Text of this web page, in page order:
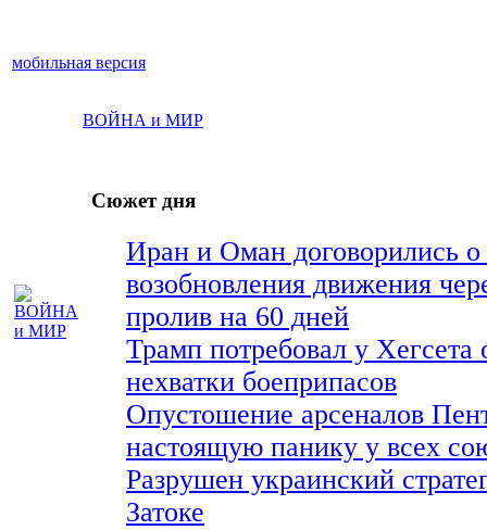
мобильная версия
ВОЙНА и МИР
Сюжет дня
Иран и Оман договорились о
возобновления движения
пролив на 60 дней
Трамп потребовал у Хегсета
нехватки боеприпасов
Опустошение арсеналов
настоящую панику у всех
Разрушен украинский
Затоке